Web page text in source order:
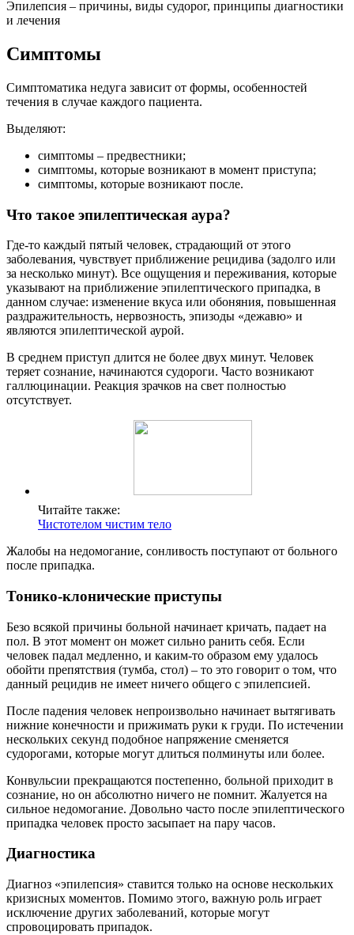
Эпилепсия – причины, виды судорог, принципы диагностики
и лечения
Симптомы
Симптоматика недуга зависит от формы, особенностей
течения в случае каждого пациента.
Выделяют:
симптомы – предвестники;
симптомы, которые возникают в момент приступа;
симптомы, которые возникают после.
Что такое эпилептическая аура?
Где-то каждый пятый человек, страдающий от этого
заболевания, чувствует приближение рецидива (задолго или
за несколько минут). Все ощущения и переживания, которые
указывают на приближение эпилептического припадка, в
данном случае: изменение вкуса или обоняния, повышенная
раздражительность, нервозность, эпизоды «дежавю» и
являются эпилептической аурой.
В среднем приступ длится не более двух минут. Человек
теряет сознание, начинаются судороги. Часто возникают
галлюцинации. Реакция зрачков на свет полностью
отсутствует.
Читайте также:
Чистотелом чистим тело
Жалобы на недомогание, сонливость поступают от больного
после припадка.
Тонико-клонические приступы
Безо всякой причины больной начинает кричать, падает на
пол. В этот момент он может сильно ранить себя. Если
человек падал медленно, и каким-то образом ему удалось
обойти препятствия (тумба, стол) – то это говорит о том, что
данный рецидив не имеет ничего общего с эпилепсией.
После падения человек непроизвольно начинает вытягивать
нижние конечности и прижимать руки к груди. По истечении
нескольких секунд подобное напряжение сменяется
судорогами, которые могут длиться полминуты или более.
Конвульсии прекращаются постепенно, больной приходит в
сознание, но он абсолютно ничего не помнит. Жалуется на
сильное недомогание. Довольно часто после эпилептического
припадка человек просто засыпает на пару часов.
Диагностика
Диагноз «эпилепсия» ставится только на основе нескольких
кризисных моментов. Помимо этого, важную роль играет
исключение других заболеваний, которые могут
спровоцировать припадок.